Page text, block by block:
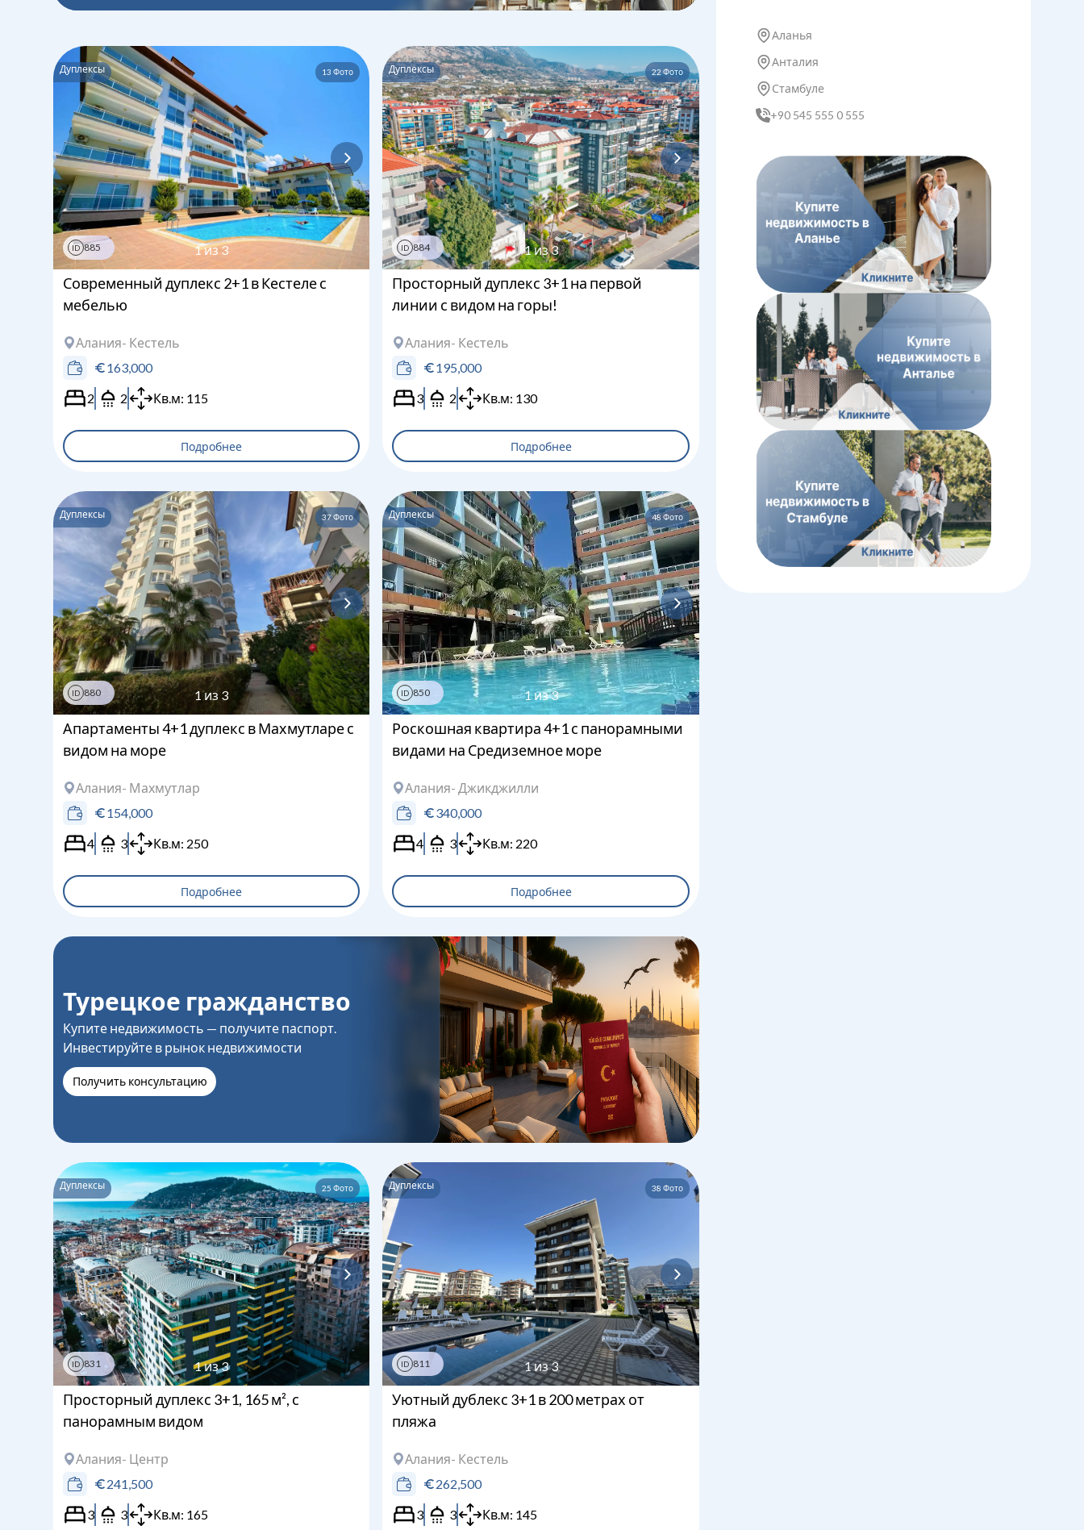
Дуплексы 13 Фото
ID 885
Загрузка... Загрузка...
1из3
Современный дуплекс 2+1 в Кестеле с
мебелью
Алания- Кестель
163,000
2
2 Кв.м: 115
Подробнее
Дуплексы 22 Фото
ID 884
Загрузка...
1из3
Просторный дуплекс 3+1 на первой
линии с видом на горы!
Алания- Кестель
195,000
3
2 Кв.м: 130
Подробнее
Дуплексы 37 Фото
ID 880
Загрузка...
1из 3
Апартаменты 4+1 дуплекс в Махмутларе с
видом на море
Алания- Махмутлар
154,000
4
3 Кв.м: 250
Подробнее
Дуплексы 48Фото
ID 850 1из3
Роскошная квартира 4+1 с панорамными
видами на Средиземное море
Алания- Джикджилли
340,000
4
3 Кв.м: 220
Подробнее
Турецкое гражданство
Купите недвижимость — получите паспорт.
Инвестируйте в рынок недвижимости
Получить консультацию
Дуплексы 25 Фото
ID 831
Загрузка...
1из3
Просторный дуплекс 3+1, 165 м², с
панорамным видом
Алания- Центр
241,500
3
3 Кв.м: 165
Дуплексы 38 Фото
ID 811 1из3
Уютный дублекс 3+1 в 200 метрах от
пляжа
Алания- Кестель
262,500
3
3 Кв.м: 145
Аланья
Анталия
Стамбуле
+90 545 555 0 555